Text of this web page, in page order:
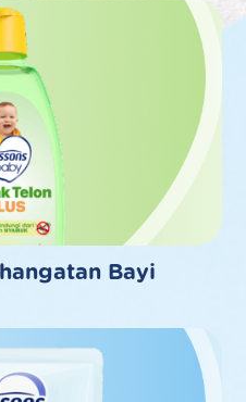
Bayi